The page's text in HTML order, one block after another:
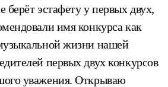
берёт эстафету у первых двух,
имя конкурса как
жизни нашей
первых двух конкурсов
уважения. Открываю